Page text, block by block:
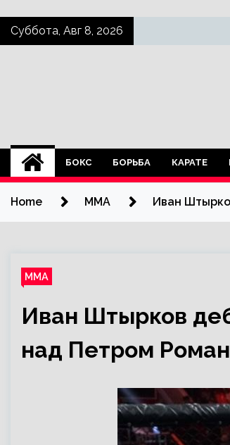
SkipСуббота, Авг 8, 2026
БОКС БОРЬБА КАРАТЕ
Home ММА Иван
ММА
Иван Штырков
над Петром